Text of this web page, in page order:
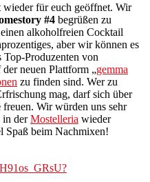
wieder für euch geöffnet. Wir
#4 begrüßen zu
alkoholfreien Cocktail
aber wir können es
Produzenten von
neuen Plattform „gemma
zu finden sind. Wer zu
mag, darf sich über
freuen. Wir würden uns sehr
in derMostelleria wieder
Spaß beim Nachmixen!